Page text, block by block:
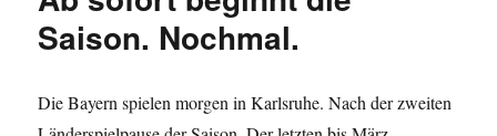
Saison. Nochmal.
Die Bayern spielen morgen in Karlsruhe. Nach der zweiten